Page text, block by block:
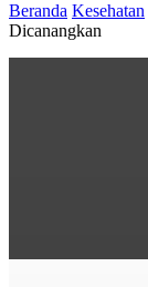
Beranda Kesehatan
Dicanangkan